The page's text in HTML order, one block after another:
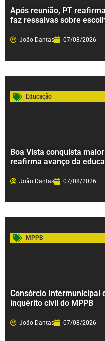
Após reunião, PT
faz ressalvas sobre
João Dantas 07/08/2026
Educação
Boa Vista conquista
reafirma avanço da
João Dantas 07/08/2026
MPPB
Consórcio Intermunicipal
inquérito civil do MPPB
João Dantas 07/08/2026